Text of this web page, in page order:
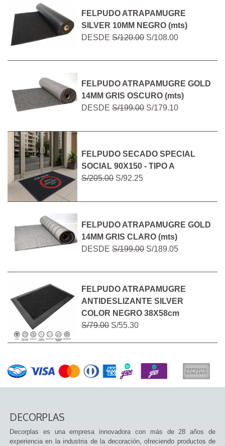
FELPUDO ATRAPAMUGRE
SILVER 10MM NEGRO (mts)
DESDES/120.00S/108.00
FELPUDO ATRAPAMUGRE GOLD
14MM GRIS OSCURO (mts)
DESDES/199.00S/179.10
FELPUDO SECADO SPECIAL
SOCIAL 90X150 - TIPO A
S/205.00S/92.25
FELPUDO ATRAPAMUGRE GOLD
14MM GRIS CLARO (mts)
DESDES/199.00S/189.05
FELPUDO ATRAPAMUGRE
ANTIDESLIZANTE SILVER
COLOR NEGRO 38X58cm
S/79.00S/55.30
DECORPLAS
Decorplas es una empresa innovadora con más de 28 años de
experiencia en la industria de la decoración, ofreciendo productos de